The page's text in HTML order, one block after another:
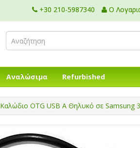
+30 210-5987340 Ο
Αναλώσιμα Refurbished
Καλώδιο OTG USB Α Θηλυκό σε Samsung